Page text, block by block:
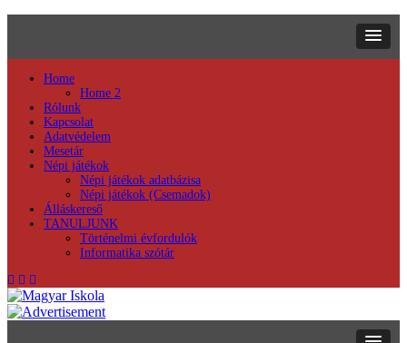
Home
Home 2
Rólunk
Kapcsolat
Adatvédelem
Mesetár
Népi játékok
Népi játékok adatbázisa
Népi játékok (Csemadok)
Álláskereső
TANULJUNK
Történelmi évfordulók
Informatika szótár